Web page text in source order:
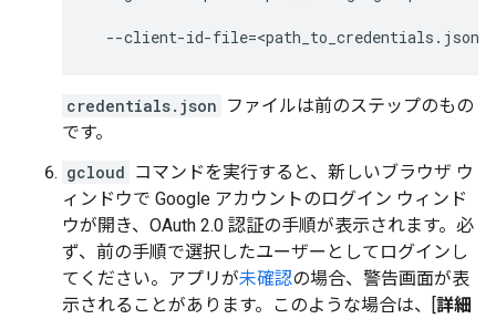
  --client-id-file=<path_to_credentials.json>
credentials.json ファイルは前のステップのもの
です。
gcloud コマンドを実行すると、新しいブラウザ ウ
ィンドウで Google アカウントのログイン ウィンド
ウが開き、OAuth 2.0 認証の手順が表示されます。必
ず、前の手順で選択したユーザーとしてログインし
てください。アプリが未確認の場合、警告画面が表
示されることがあります。このような場合は、[詳細